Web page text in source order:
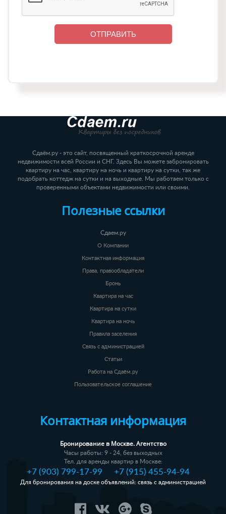
Сдаём.ру - это сайт, посвященный краткосрочной аренде
недвижимости всей России и СНГ. Здесь Вы можете забронировать
квартиру на час, квартиру на ночь и квартиру на сутки, так же
подобрать коттедж на сутки и на выходные. Мы работаем только с
проверенными объектами недвижимости или своими.
Полезные ссылки
Сдаем.ру
О Компании
Контактная информация
Права, правообладатели
Бронь
Квартира на час
Квартира на сутки
Квартира на ночь
Правила заселения
Связь с администрацией
Статьи
Работа на Сдаём.ру
Пользовательское соглашение
Контактная информация
Бронирование в Москве. Агентство
Часы работы: 9 - 24, без выходных
Тел. для аренды квартир в Москве:
+7 (903) 799-17-99 +7 (915) 455-94-94
Для бронирования на доске объявлений: связь с администрацией